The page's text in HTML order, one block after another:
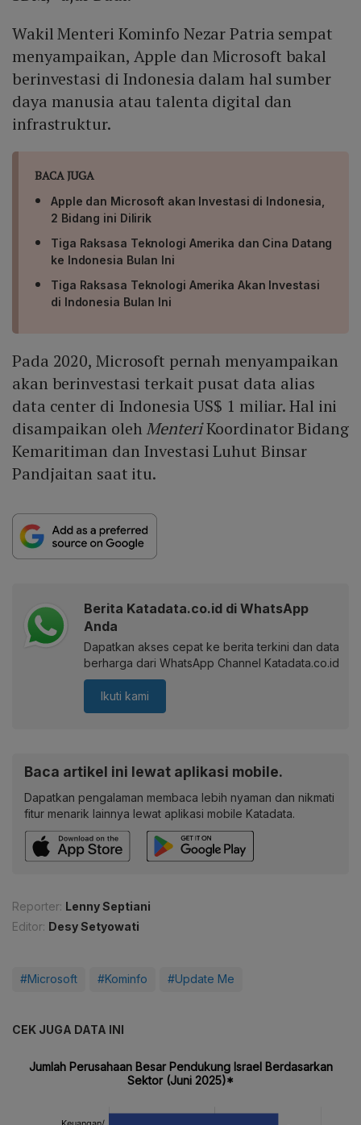
Wakil Menteri Kominfo Nezar Patria sempat
menyampaikan, Apple dan Microsoft bakal
berinvestasi di Indonesia dalam hal sumber
daya manusia atau talenta digital dan
infrastruktur.
BACA JUGA
Apple dan Microsoft akan Investasi di Indonesia,
2 Bidang ini Dilirik
Tiga Raksasa Teknologi Amerika dan Cina Datang
ke Indonesia Bulan Ini
Tiga Raksasa Teknologi Amerika Akan Investasi
di Indonesia Bulan Ini
Pada 2020, Microsoft pernah menyampaikan
akan berinvestasi terkait pusat data alias
data center di Indonesia US$ 1 miliar. Hal ini
disampaikan oleh MenteriKoordinator Bidang
Kemaritiman dan Investasi Luhut Binsar
Pandjaitan saat itu.
Berita Katadata.co.id di WhatsApp
Anda
Dapatkan akses cepat ke berita terkini dan data
berharga dari WhatsApp Channel Katadata.co.id
Ikuti kami
Baca artikel ini lewat aplikasi mobile.
Dapatkan pengalaman membaca lebih nyaman dan nikmati
fitur menarik lainnya lewat aplikasi mobile Katadata.
Reporter: Lenny Septiani
Editor: Desy Setyowati
#Microsoft #Kominfo #Update Me
CEK JUGA DATA INI